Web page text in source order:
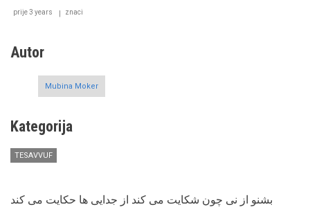
u
decembra
prije 3 years znaci
Autor
Mubina Moker
Kategorija
TESAVVUF
بشنو از نی چون شکایت می کند از جدایی ها حکایت می کند